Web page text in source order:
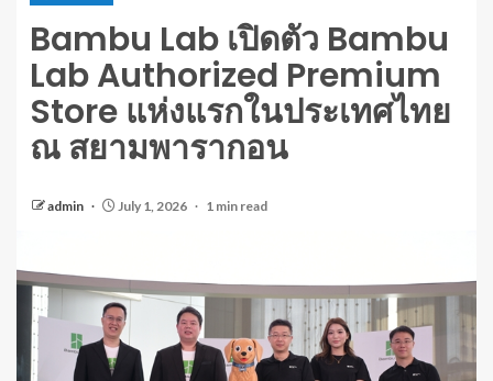
Bambu Lab เปิดตัว Bambu
Lab Authorized Premium
Store แห่งแรกในประเทศไทย
ณ สยามพารากอน
admin July 1, 2026 1 min read